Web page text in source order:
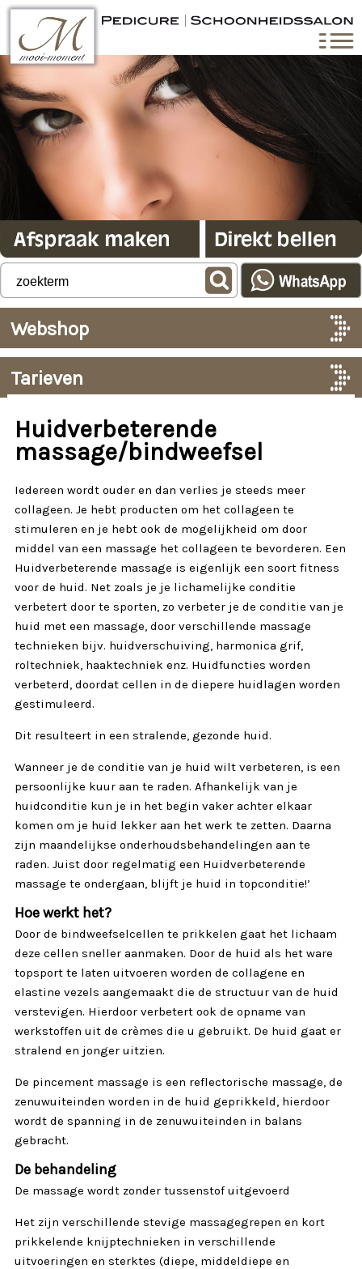
Webshop
Tarieven
Huidverbeterende
massage/bindweefsel
Iedereen wordt ouder en dan verlies je steeds meer
collageen. Je hebt producten om het collageen te
stimuleren en je hebt ook de mogelijkheid om door
middel van een massage het collageen te bevorderen. Een
Huidverbeterende massage is eigenlijk een soort fitness
voor de huid. Net zoals je je lichamelijke conditie
verbetert door te sporten, zo verbeter je de conditie van je
huid met een massage, door verschillende massage
technieken bijv. huidverschuiving, harmonica grif,
roltechniek, haaktechniek enz. Huidfuncties worden
verbeterd, doordat cellen in de diepere huidlagen worden
gestimuleerd.
Dit resulteert in een stralende, gezonde huid.
Wanneer je de conditie van je huid wilt verbeteren, is een
persoonlijke kuur aan te raden. Afhankelijk van je
huidconditie kun je in het begin vaker achter elkaar
komen om je huid lekker aan het werk te zetten. Daarna
zijn maandelijkse onderhoudsbehandelingen aan te
raden. Juist door regelmatig een Huidverbeterende
massage te ondergaan, blijft je huid in topconditie!’
Hoe werkt het?
Door de bindweefselcellen te prikkelen gaat het lichaam
deze cellen sneller aanmaken. Door de huid als het ware
topsport te laten uitvoeren worden de collagene en
elastine vezels aangemaakt die de structuur van de huid
verstevigen. Hierdoor verbetert ook de opname van
werkstoffen uit de crèmes die u gebruikt. De huid gaat er
stralend en jonger uitzien.
De pincement massage is een reflectorische massage, de
zenuwuiteinden worden in de huid geprikkeld, hierdoor
wordt de spanning in de zenuwuiteinden in balans
gebracht.
De behandeling
De massage wordt zonder tussenstof uitgevoerd
Het zijn verschillende stevige massagegrepen en kort
prikkelende knijptechnieken in verschillende
uitvoeringen en sterktes (diepe, middeldiepe en